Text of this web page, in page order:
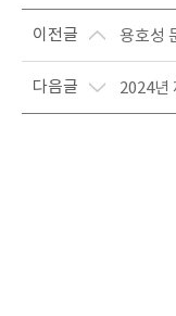
이전글
다음글 2024년